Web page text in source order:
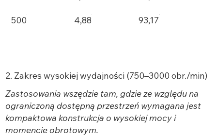
500 4,88 93,17
2. Zakres wysokiej wydajności (750–3000 obr./min)
Zastosowania wszędzie tam, gdzie ze względu na
ograniczoną dostępną przestrzeń wymagana jest
kompaktowa konstrukcja o wysokiej mocy i
momencie obrotowym.